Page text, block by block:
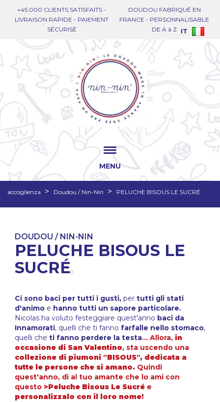
+45.000 CLIENTS SATISFAITS -
LIVRAISON RAPIDE - PAIEMENT
SÉCURISÉ
DOUDOU FABRIQUÉ EN
FRANCE - PERSONNALISABLE
DE A à Z IT
MENU
accoglienza Doudou / Nin-Nin PELUCHE BISOUS LE SUCRÉ
DOUDOU / NIN-NIN
PELUCHE BISOUS LE
SUCRÉ
Ci sono baci per tutti i gusti, per tutti gli stati
d'animo e hanno tutti un sapore particolare.
Nicolas ha voluto festeggiare quest'anno baci da
Innamorati, quelli che ti fanno farfalle nello stomaco,
quelli che ti fanno perdere la testa… Allora, in
occasione di San Valentino, sta uscendo una
collezione di piumoni "BISOUS", dedicata a
tutte le persone che si amano. Quindi
quest'anno, dì al tuo amante che lo ami con
questo >Peluche Bisous Le Sucré e
personalizzalo con il loro nome!